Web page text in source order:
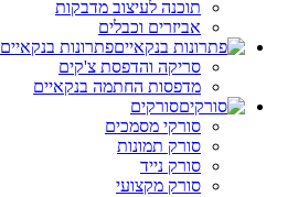
תוכנה לעיצוב מדבקות
אביזרים וכבלים
פתרונות בנקאיים
סריקה והדפסת צ'קים
מדפסות החתמה בנקאיים
סורקים
סורקי מסמכים
סורק תמונות
סורק נייד
סורק מקצועי